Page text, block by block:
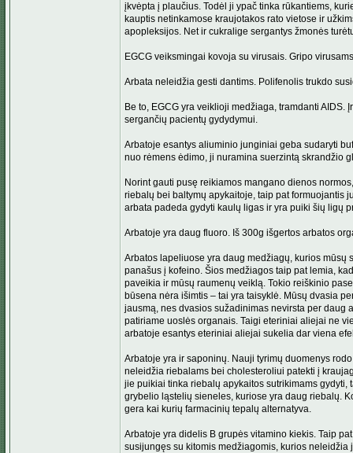
įkvėpta į plaučius. Todėl ji ypač tinka rūkantiems,
kauptis netinkamose kraujotakos rato vietose ir
apopleksijos. Net ir cukralige sergantys žmonės
EGCG veiksmingai kovoja su virusais. Gripo
Arbata neleidžia gesti dantims. Polifenolis trukdo
Be to, EGCG yra veiklioji medžiaga, tramdanti
sergančių pacientų gydydymui.
Arbatoje esantys aliuminio junginiai geba sudaryti
nuo rėmens ėdimo, ji nuramina suerzintą skrandžio
Norint gauti pusę reikiamos mangano dienos
riebalų bei baltymų apykaitoje, taip pat formuojantis
arbata padeda gydyti kaulų ligas ir yra puiki šių ligų
Arbatoje yra daug fluoro. Iš 300g išgertos arbatos
Arbatos lapeliuose yra daug medžiagų, kurios
panašus į kofeino. Šios medžiagos taip pat lemia,
paveikia ir mūsų raumenų veiklą. Tokio reiškinio
būsena nėra išimtis – tai yra taisyklė. Mūsų dvasia
jausmą, nes dvasios sužadinimas nevirsta per daug
patiriame uoslės organais. Taigi eteriniai aliejai ne
arbatoje esantys eteriniai aliejai sukelia dar viena
Arbatoje yra ir saponinų. Nauji tyrimų duomenys
neleidžia riebalams bei cholesteroliui patekti į
jie puikiai tinka riebalų apykaitos sutrikimams
grybelio ląstelių sieneles, kuriose yra daug riebalų.
gera kai kurių farmacinių tepalų alternatyva.
Arbatoje yra didelis B grupės vitamino kiekis. Taip
susijungęs su kitomis medžiagomis, kurios neleidžia